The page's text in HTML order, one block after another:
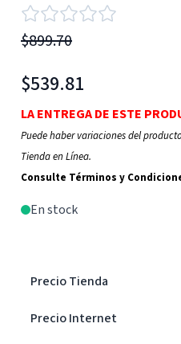
$899.70
$539.81
LA ENTREGA DE ESTE
Puede haber variaciones del
Tienda en Línea.
Consulte Términos y
En stock
Precio Tienda
Precio Internet